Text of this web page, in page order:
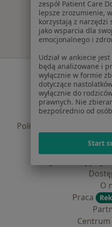
Więcej w
Polityka
Polityka
Polityka prywatności
O
Praca
zespół Patient Care
lepsze zrozumienie,
korzystają z
jako wsparcia dla
emocjonalnego i
Udział w ankiecie
będą analizowane i
wyłącznie w formie
dotyczące
wyłącznie do
prawnych. Nie
bezpośrednio od
Start